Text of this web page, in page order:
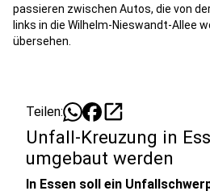
passieren zwischen Autos, die von
links in die Wilhelm-Nieswandt-Allee
übersehen.
Teilen: open_in_new
Unfall-Kreuzung in
umgebaut werden
In Essen soll ein